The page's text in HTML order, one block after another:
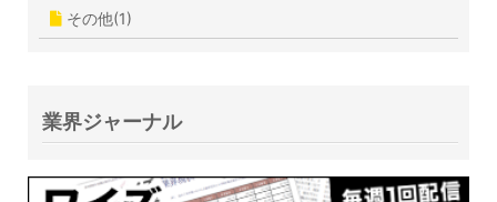
その他(1)
業界ジャーナル